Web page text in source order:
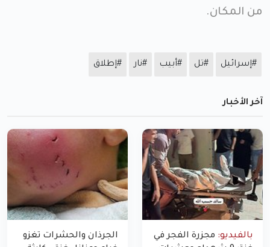
من المكان.
#إسرائيل #تل #أبيب #نار #إطلاق
آخر الأخبار
بالفيديو: مجزرة الفجر في
الجرذان والحشرات تغزو